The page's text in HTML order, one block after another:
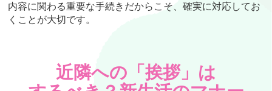
内容に関わる重要な手続きだからこそ、確実に対応してお
くことが大切です。
近隣への「挨拶」は